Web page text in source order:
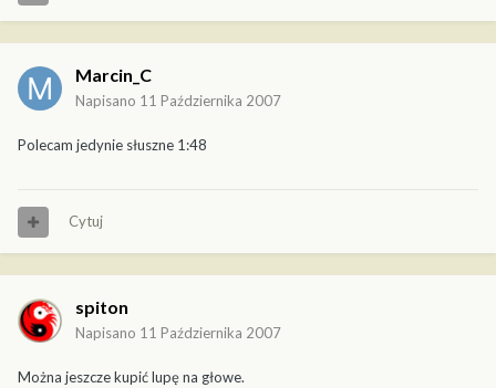
Marcin_C
Napisano 11 Października 2007
Polecam jedynie słuszne 1:48
Cytuj
spiton
Napisano 11 Października 2007
Można jeszcze kupić lupę na głowe.